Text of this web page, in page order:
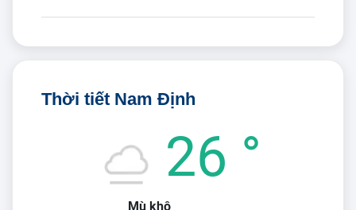
Thời tiết Nam Định
26 °
Mù khô